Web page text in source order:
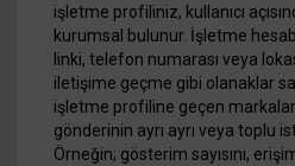
işletme profiliniz, kullanıcı
kurumsal bulunur. İşletme
linki, telefon numarası veya
iletişime geçme gibi olanaklar
işletme profiline geçen
gönderinin ayrı ayrı veya toplu
Örneğin; gösterim sayısını,